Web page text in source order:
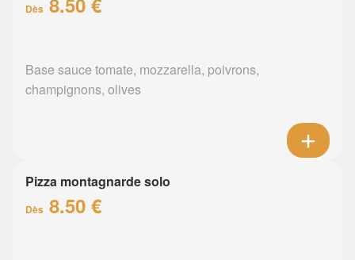
Dès
Base sauce tomate, mozzarella, poivrons,
champignons, olives
Pizza montagnarde solo
Dès 8.50 €